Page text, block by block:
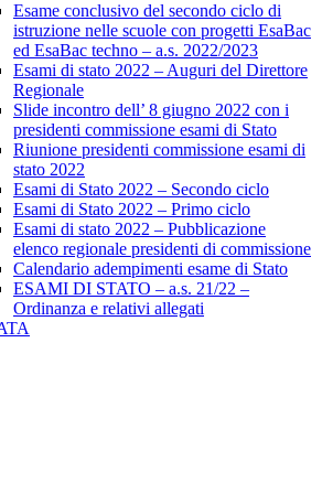
Esame conclusivo del secondo ciclo di
istruzione nelle scuole con progetti EsaBac
ed EsaBac techno – a.s. 2022/2023
Esami di stato 2022 – Auguri del Direttore
Regionale
Slide incontro dell’ 8 giugno 2022 con i
presidenti commissione esami di Stato
Riunione presidenti commissione esami di
stato 2022
Esami di Stato 2022 – Secondo ciclo
Esami di Stato 2022 – Primo ciclo
Esami di stato 2022 – Pubblicazione
elenco regionale presidenti di commissione
Calendario adempimenti esame di Stato
ESAMI DI STATO – a.s. 21/22 –
Ordinanza e relativi allegati